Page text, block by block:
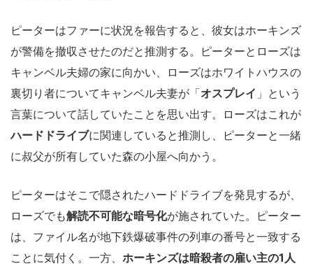
ピーターはファーに状況を報告すると、彼女はホーキンズ
が警備を撤収させたのだと推測する。ピーターとローズは
キャンベル夫婦の家に向かい、ローズはホワイトハウスの
裏切り者についてキャンベル夫妻が「オスプレイ 」という
言葉について話していたことを思い出す。ローズはこれが
ハードドライブに関連していると推測し、ピーターと一緒
に叔父が所有していた森の小屋へ向かう。
ピーターはそこで隠されたハードドライブを発見するが、
ローズでも解読不可能な暗号化が施されていた。ピーター
は、ファイル名が地下鉄爆破事件の列車の番号と一致する
ことに気付く。一方、 ホーキンズは暗殺者の雇い主の1人